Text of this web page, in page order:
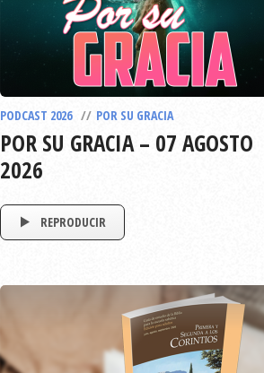
PODCAST 2026 POR SU GRACIA
POR SU GRACIA – 07 AGOSTO
2026
REPRODUCIR
EPISODIO